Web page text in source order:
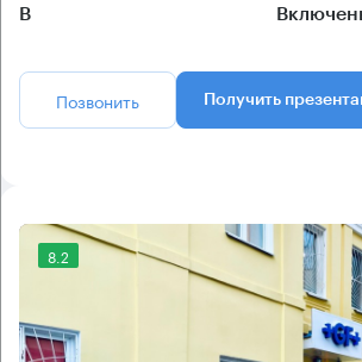
B
Позвонить Получить
8.2